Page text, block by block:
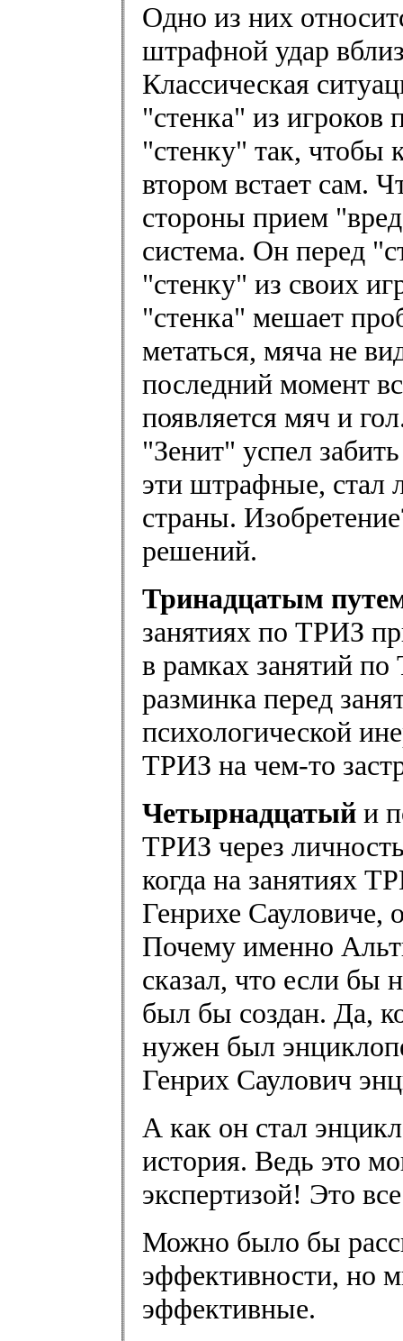
Одно из них
штрафной удар
Классическая
"стенка" из игроков
"стенку" так, чтобы
втором встает сам.
стороны прием
система. Он перед
"стенку" из своих
"стенка" мешает
метаться, мяча не
последний момент
появляется мяч и
"Зенит" успел
эти штрафные, стал
страны.
решений.
Тринадцатым
занятиях по ТРИЗ
в рамках занятий
разминка перед
психологической
ТРИЗ на чем-то
Четырнадцатый и
ТРИЗ через
когда на занятиях
Генрихе Сауловиче,
Почему именно
сказал, что если бы
был бы создан. Да,
нужен был
Генрих Саулович
А как он стал
история. Ведь это
экспертизой! Это
Можно было бы
эффективности, но
эффективные.